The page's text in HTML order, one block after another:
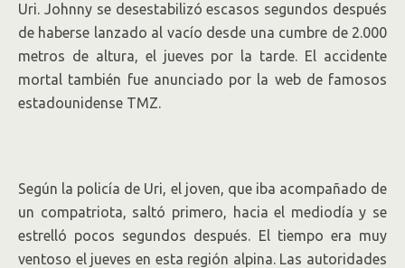
Uri. Johnny se desestabilizó escasos segundos después
de haberse lanzado al vacío desde una cumbre de 2.000
metros de altura, el jueves por la tarde. El accidente
mortal también fue anunciado por la web de famosos
estadounidense TMZ.
Según la policía de Uri, el joven, que iba acompañado de
un compatriota, saltó primero, hacia el mediodía y se
estrelló pocos segundos después. El tiempo era muy
ventoso el jueves en esta región alpina. Las autoridades